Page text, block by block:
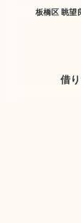
板橋区 眺望
借